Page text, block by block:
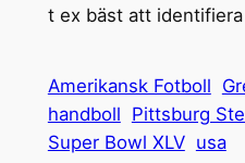
t ex bäst att identifiera
Amerikansk Fotboll
handboll Pittsburg
Super Bowl XLV usa